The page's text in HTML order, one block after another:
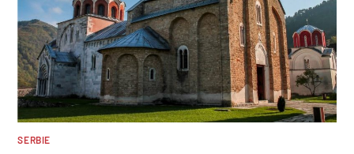
SERBIE